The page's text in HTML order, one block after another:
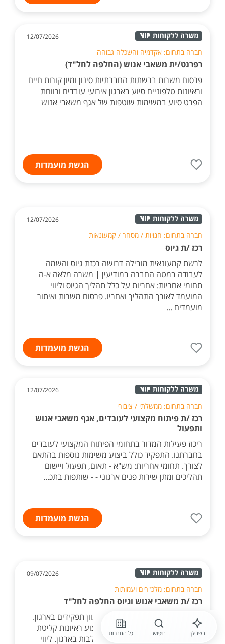
12/07/2026
חברה בתחום: אקדמיה והשכלה גבוהה
רפרנט/ית משאבי אנוש (החלפה לחל"ד)
פרסום משרות ברשתות החברתיות סינון ומיון קורות חיים
וראיונות טלפוניים סיוע בארגון אירועי עובדים ורווחת
הפרט סיוע במשימות שוטפות של אגף משאבי אנוש
הגשת מועמדות
12/07/2026
חברה בתחום: חנויות / מסחר / קמעונאות
רכז /ת גיוס
לרשת קמעונאית מובילה דרושה רכזת גיוס והשמה
לעבודה במטה החברה במודיעין | משרה מלאה א-ה
תחומי אחריות: אחריות על כלל תהליך הגיוס וליווי
המועמד לאורך התהליך ואחריו. פרסום משרות ואיתור
מועמדים ...
הגשת מועמדות
12/07/2026
חברה בתחום: ממשלתי / ציבורי
רכז /ת פיתוח מקצועי לעובדים, אגף משאבי אנוש
ותפעול
ריכוז פעילות המדור בתחומי הפיתוח המקצועי לעובדים
בחברתנו. התפקיד כולל ביצוע משימות נוספות בהתאם
לצורך. תחומי אחריות: מש"א - תאום, תפעול ויישום
תהליכים ומתן שירות פנים ארגוני - - שותפות בתכ...
הגשת מועמדות
09/07/2026
חברה בתחום: מלכ"רים ועמותות
רכז /ת משאבי אנוש וגיוס החלפה לחל"ד
ניהול תהליכי גיוס מקצה לקצה למגוון תפקידים בארגון.
פרסום משרות, איתור מועמדים וביצוע ראיונות קליטת
עובדים חדשים וליווי תהליך ההשתלבות בארגון. ליווי
בשבילך חיפוש כל החברות